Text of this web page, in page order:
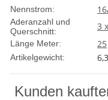
Nennstrom:
Aderanzahl und
Querschnitt:
3
Länge Meter: 25
Artikelgewicht:
Kunden